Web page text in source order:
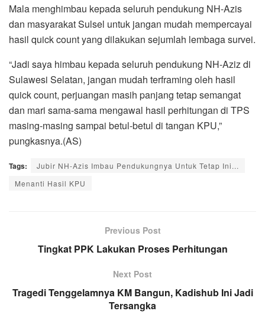
Mala menghimbau kepada seluruh pendukung NH-Azis
dan masyarakat Sulsel untuk jangan mudah mempercayai
hasil quick count yang dilakukan sejumlah lembaga survei.
“Jadi saya himbau kepada seluruh pendukung NH-Aziz di
Sulawesi Selatan, jangan mudah terframing oleh hasil
quick count, perjuangan masih panjang tetap semangat
dan mari sama-sama mengawal hasil perhitungan di TPS
masing-masing sampai betul-betul di tangan KPU,”
pungkasnya.(AS)
Tags:
Jubir NH-Azis Imbau Pendukungnya Untuk Tetap Ini...
Menanti Hasil KPU
Previous Post
Tingkat PPK Lakukan Proses Perhitungan
Next Post
Tragedi Tenggelamnya KM Bangun, Kadishub Ini Jadi
Tersangka